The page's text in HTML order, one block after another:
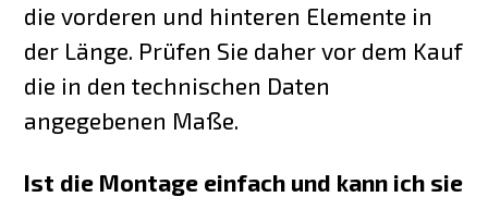
die vorderen und hinteren Elemente in
der Länge. Prüfen Sie daher vor dem Kauf
die in den technischen Daten
angegebenen Maße.
Ist die Montage einfach und kann ich sie